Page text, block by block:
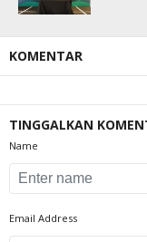
KOMENTAR
TINGGALKAN
Name
Email Address